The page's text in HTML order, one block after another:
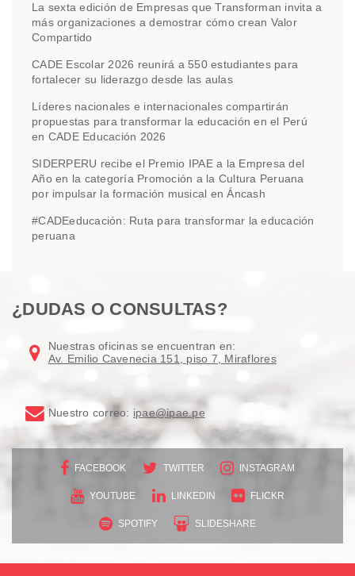
La sexta edición de Empresas que Transforman invita a
más organizaciones a demostrar cómo crean Valor
Compartido
CADE Escolar 2026 reunirá a 550 estudiantes para
fortalecer su liderazgo desde las aulas
Líderes nacionales e internacionales compartirán
propuestas para transformar la educación en el Perú
en CADE Educación 2026
SIDERPERU recibe el Premio IPAE a la Empresa del
Año en la categoría Promoción a la Cultura Peruana
por impulsar la formación musical en Áncash
#CADEeducación: Ruta para transformar la educación
peruana
¿DUDAS O CONSULTAS?
Nuestras oficinas se encuentran en:
Av. Emilio Cavenecia 151, piso 7, Miraflores
Nuestro correo: ipae@ipae.pe
FACEBOOK TWITTER INSTAGRAM
YOUTUBE LINKEDIN FLICKR
SPOTIFY SLIDESHARE